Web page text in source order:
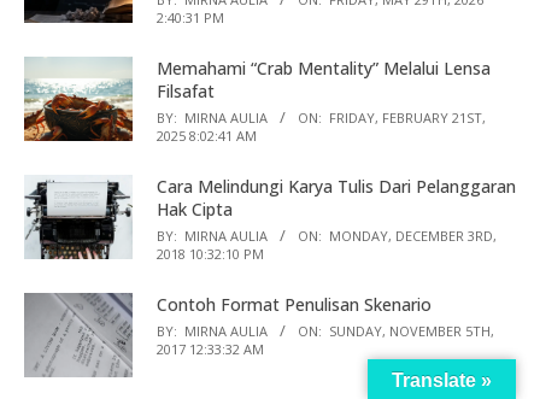
2:40:31 PM
Memahami “Crab Mentality” Melalui Lensa
Filsafat
BY: MIRNA AULIA ON: FRIDAY, FEBRUARY 21ST,
2025 8:02:41 AM
Cara Melindungi Karya Tulis Dari Pelanggaran
Hak Cipta
BY: MIRNA AULIA ON: MONDAY, DECEMBER 3RD,
2018 10:32:10 PM
Contoh Format Penulisan Skenario
BY: MIRNA AULIA ON: SUNDAY, NOVEMBER 5TH,
2017 12:33:32 AM
Translate »